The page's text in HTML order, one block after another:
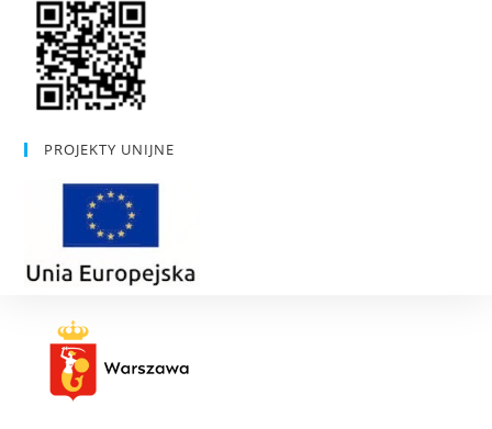
PROJEKTY UNIJNE